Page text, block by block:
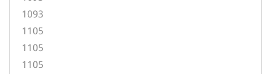
1093
1105
1105
1105